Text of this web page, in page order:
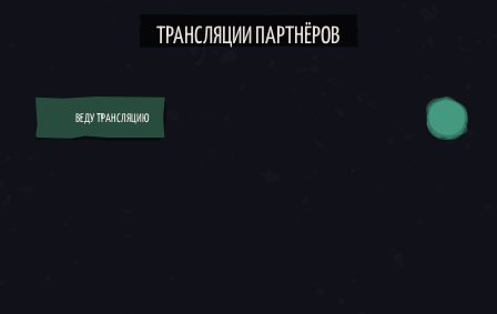
ТРАНСЛЯЦИИ ПАРТНЁРОВ
ВЕДУ ТРАНСЛЯЦИЮ